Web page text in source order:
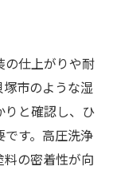
の仕上がりや耐
市のような湿
りと確認し、ひ
す。高圧洗浄
の密着性が向